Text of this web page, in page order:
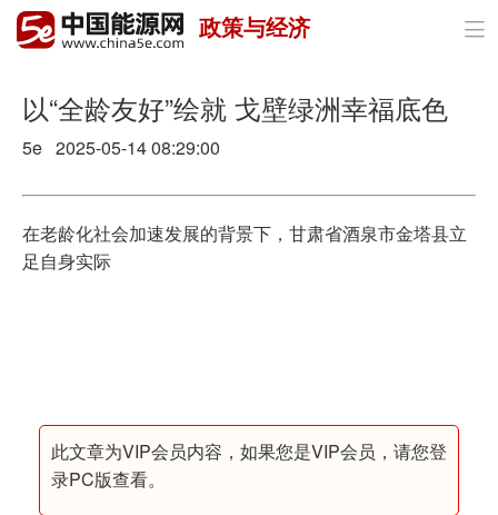
首页
政策与经济
煤炭
政策与经济 
以“全龄友好”绘就 戈壁绿洲幸福底色
5e 2025-05-14 08:29:00
在老龄化社会加速发展的背景下，甘肃省酒泉市金塔县立
足自身实际
此文章为VIP会员内容，如果您是VIP会员，请您登
录PC版查看。